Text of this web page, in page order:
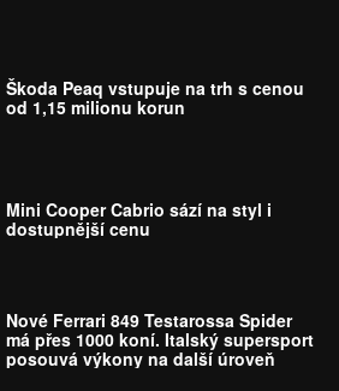
Škoda Peaq vstupuje na trh s cenou
od 1,15 milionu korun
Mini Cooper Cabrio sází na styl i
dostupnější cenu
Nové Ferrari 849 Testarossa Spider
má přes 1000 koní. Italský supersport
posouvá výkony na další úroveň